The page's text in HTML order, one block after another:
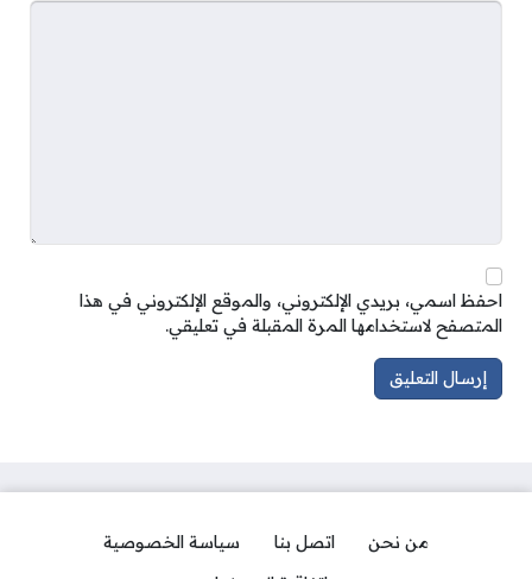
احفظ اسمي، بريدي الإلكتروني، والموقع الإلكتروني في هذا
المتصفح لاستخدامها المرة المقبلة في تعليقي.
من نحن اتصل بنا
سياسة الخصوصية